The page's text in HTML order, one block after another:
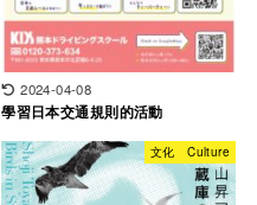
2024-04-08
學習日本交通規則的活動
文化 Culture